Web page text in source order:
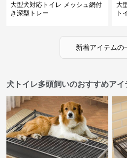
大型犬対応トイレ メッシュ網付
き深型トレー
大
ト
新着アイテムの
犬トイレ多頭飼いのおすすめアイ